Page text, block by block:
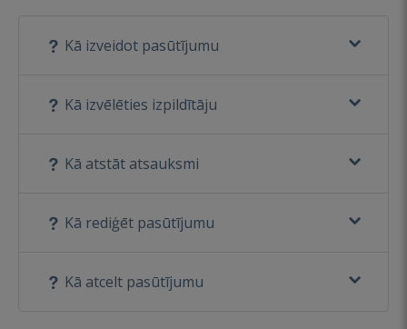
Kā izveidot pasūtījumu
Kā izvēlēties izpildītāju
Kā atstāt atsauksmi
Kā rediģēt pasūtījumu
Kā atcelt pasūtījumu